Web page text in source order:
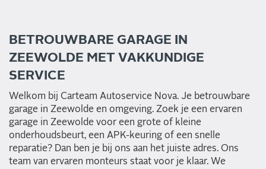
BETROUWBARE GARAGE IN
ZEEWOLDE MET VAKKUNDIGE
SERVICE
Welkom bij Carteam Autoservice Nova. Je betrouwbare
garage in Zeewolde en omgeving. Zoek je een ervaren
garage in Zeewolde voor een grote of kleine
onderhoudsbeurt, een APK-keuring of een snelle
reparatie? Dan ben je bij ons aan het juiste adres. Ons
team van ervaren monteurs staat voor je klaar. We